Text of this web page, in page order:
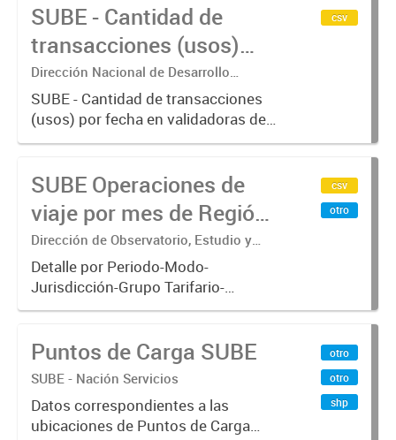
transporte urbano de pasajeros de
RMBA incluyendo trenes,
subterráneos,...
SUBE - Cantidad de
transacciones (usos)
por fecha
Dirección Nacional de Desarrollo
Tecnológico - Ministerio de Transporte.
SUBE - Cantidad de transacciones
(usos) por fecha en validadoras de
la red SUBE.
csv
SUBE Operaciones de
viaje por mes de Región
Metropolitana de
Buenos Aires
Dirección de Observatorio, Estudio y
Sistemas – Ministerio de Transporte
Detalle por Periodo-Modo-
Jurisdicción-Grupo Tarifario-
Empresa-Línea-Tipo de
de viajes del sistema único de
boleto electrónico(SUBE) para el
periodo registrado...
csv
otro
Puntos de Carga SUBE
SUBE - Nación Servicios
Datos correspondientes a las
ubicaciones de Puntos de Carga
otro
otro
shp